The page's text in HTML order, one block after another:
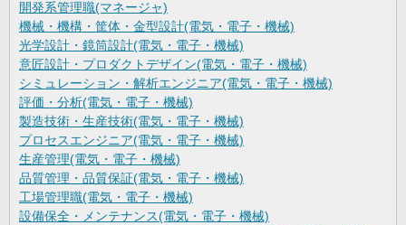
開発系管理職(マネージャ)
機械・機構・筐体・金型設計(電気・電子・機械)
光学設計・鏡筒設計(電気・電子・機械)
意匠設計・プロダクトデザイン(電気・電子・機械)
シミュレーション・解析エンジニア(電気・電子・機械)
評価・分析(電気・電子・機械)
製造技術・生産技術(電気・電子・機械)
プロセスエンジニア(電気・電子・機械)
生産管理(電気・電子・機械)
品質管理・品質保証(電気・電子・機械)
工場管理職(電気・電子・機械)
設備保全・メンテナンス(電気・電子・機械)